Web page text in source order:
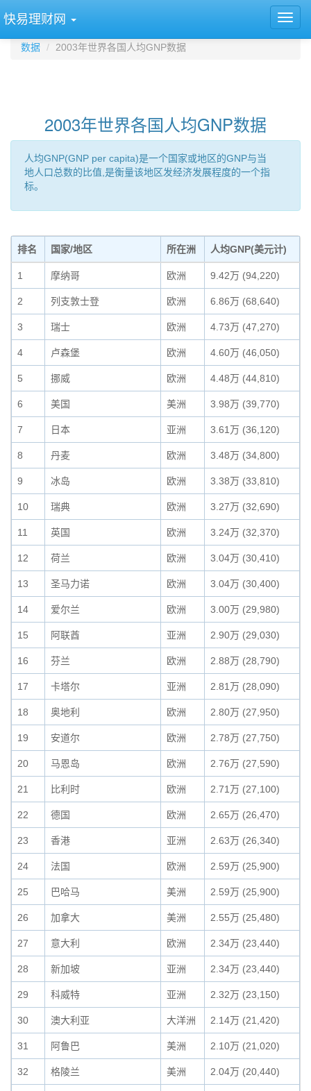
快易理财网
数据 2003年世界各国人均GNP数据
2003年世界各国人均GNP数据
人均GNP(GNP per capita)是一个国家或地区的GNP与当
地人口总数的比值,是衡量该地区发经济发展程度的一个指
标。
排名 国家/地区 所在洲 人均GNP(美元计)
1 摩纳哥 欧洲 9.42万 (94,220)
2 列支敦士登 欧洲 6.86万 (68,640)
3 瑞士 欧洲 4.73万 (47,270)
4 卢森堡 欧洲 4.60万 (46,050)
5 挪威 欧洲 4.48万 (44,810)
6 美国 美洲 3.98万 (39,770)
7 日本 亚洲 3.61万 (36,120)
8 丹麦 欧洲 3.48万 (34,800)
9 冰岛 欧洲 3.38万 (33,810)
10 瑞典 欧洲 3.27万 (32,690)
11 英国 欧洲 3.24万 (32,370)
12 荷兰 欧洲 3.04万 (30,410)
13 圣马力诺 欧洲 3.04万 (30,400)
14 爱尔兰 欧洲 3.00万 (29,980)
15 阿联酋 亚洲 2.90万 (29,030)
16 芬兰 欧洲 2.88万 (28,790)
17 卡塔尔 亚洲 2.81万 (28,090)
18 奥地利 欧洲 2.80万 (27,950)
19 安道尔 欧洲 2.78万 (27,750)
20 马恩岛 欧洲 2.76万 (27,590)
21 比利时 欧洲 2.71万 (27,100)
22 德国 欧洲 2.65万 (26,470)
23 香港 亚洲 2.63万 (26,340)
24 法国 欧洲 2.59万 (25,900)
25 巴哈马 美洲 2.59万 (25,900)
26 加拿大 美洲 2.55万 (25,480)
27 意大利 欧洲 2.34万 (23,440)
28 新加坡 亚洲 2.34万 (23,440)
29 科威特 亚洲 2.32万 (23,150)
30 澳大利亚 大洋洲 2.14万 (21,420)
31 阿鲁巴 美洲 2.10万 (21,020)
32 格陵兰 美洲 2.04万 (20,440)